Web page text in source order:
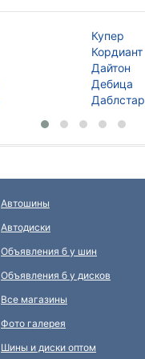
Купер
Кордиант
Дайтон
Дебица
Даблстар
Автошины
Автодиски
Объявления б у шин
Объявления б у дисков
Все магазины
Фото галерея
Шины и диски оптом